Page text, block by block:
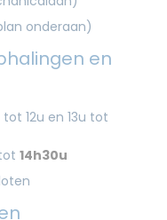
onderaan)
en
12u en 13u tot
14h30u